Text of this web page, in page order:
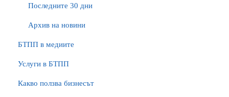
Последните 30 дни
Архив на новини
БTПП в медиите
Услуги в БТПП
Какво ползва бизнесът